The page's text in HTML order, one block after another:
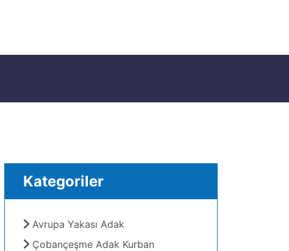
Kategoriler
Avrupa Yakası Adak
Çobançeşme Adak Kurban